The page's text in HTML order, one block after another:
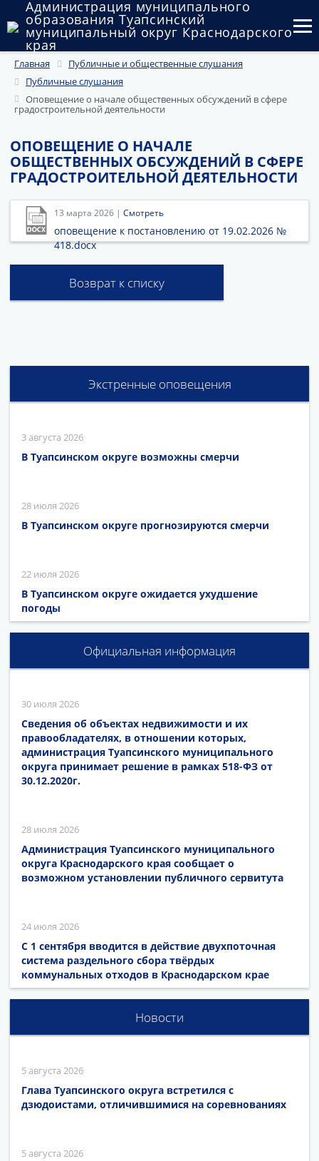
Администрация муниципального
образования Туапсинский
муниципальный округ Краснодарского
края
Округ
Администрация
Государственный и муниципальный контроль
Публичные слушания и общественные обсуждения
Главная
Публичные и общественные слушания
Публичные слушания
Оповещение о начале общественных обсуждений в сфере
градостроительной деятельности
ОПОВЕЩЕНИЕ О НАЧАЛЕ
ОБЩЕСТВЕННЫХ ОБСУЖДЕНИЙ В СФЕРЕ
ГРАДОСТРОИТЕЛЬНОЙ ДЕЯТЕЛЬНОСТИ
13 марта 2026 | Смотреть
оповещение к постановлению от 19.02.2026 №
418.docx
Возврат к списку
Экстренные оповещения
3 августа 2026
В Туапсинском округе возможны смерчи
28 июля 2026
В Туапсинском округе прогнозируются смерчи
22 июля 2026
В Туапсинском округе ожидается ухудшение
погоды
Официальная информация
30 июля 2026
Сведения об объектах недвижимости и их
правообладателях, в отношении которых,
администрация Туапсинского муниципального
округа принимает решение в рамках 518-ФЗ от
30.12.2020г.
28 июля 2026
Администрация Туапсинского муниципального
округа Краснодарского края сообщает о
возможном установлении публичного сервитута
24 июля 2026
С 1 сентября вводится в действие двухпоточная
система раздельного сбора твёрдых
коммунальных отходов в Краснодарском крае
Новости
5 августа 2026
Глава Туапсинского округа встретился с
дзюдоистами, отличившимися на соревнованиях
5 августа 2026